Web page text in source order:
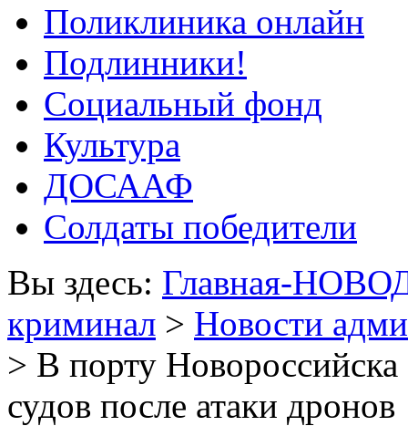
Поликлиника онлайн
Подлинники!
Социальный фонд
Культура
ДОСААФ
Солдаты победители
Вы здесь: Главная-
криминал > Новости
> В порту Новороссийска
судов после атаки дронов